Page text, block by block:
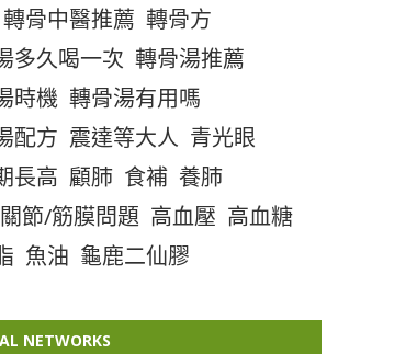
轉骨中醫推薦 轉骨方
多久喝一次 轉骨湯推薦
時機 轉骨湯有用嗎
配方 震達等大人 青光眼
長高 顧肺 食補 養肺
節/筋膜問題 高血壓 高血糖
魚油 龜鹿二仙膠
NETWORKS